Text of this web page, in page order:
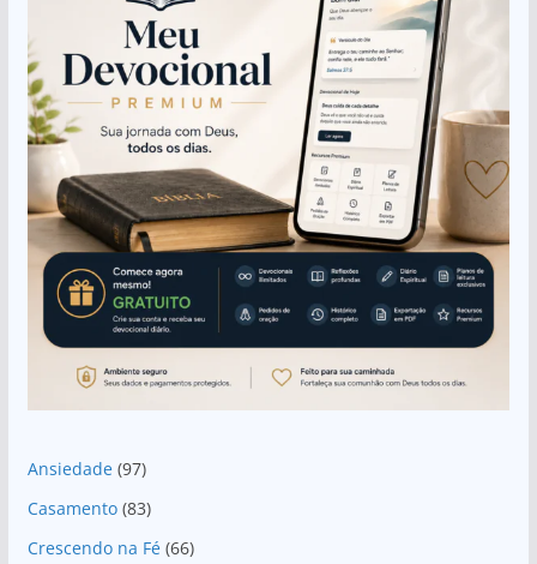
Ansiedade(97)
Casamento(83)
Crescendo na Fé(66)